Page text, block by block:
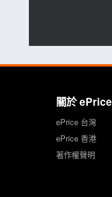
關於 ePrice
ePrice 台灣
ePrice 香港
著作權聲明